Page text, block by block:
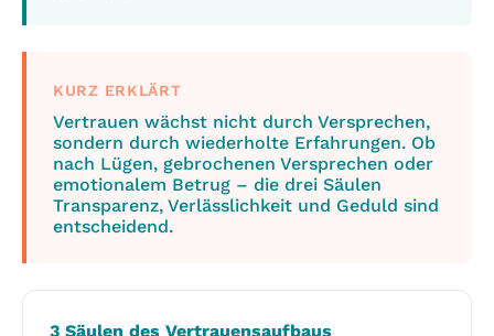
KURZ ERKLÄRT
Vertrauen wächst nicht durch Versprechen,
sondern durch wiederholte Erfahrungen. Ob
nach Lügen, gebrochenen Versprechen oder
emotionalem Betrug – die drei Säulen
Transparenz, Verlässlichkeit und Geduld sind
entscheidend.
3 Säulen des Vertrauensaufbaus